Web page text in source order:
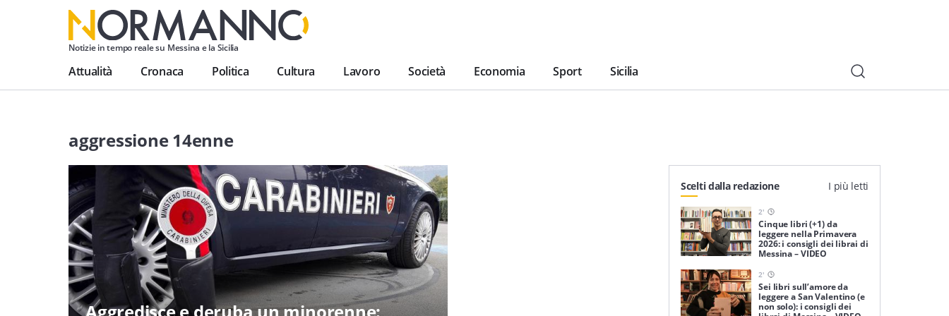
Notizie in tempo reale su Messina e la Sicilia
Attualità Cronaca Politica Cultura Lavoro Società Economia Sport Sicilia
aggressione 14enne
Aggredisce e deruba un minorenne:
Scelti dalla redazione I più letti
2'
Cinque libri (+1) da
leggere nella Primavera
2026: i consigli dei librai di
Messina – VIDEO
2'
Sei libri sull’amore da
leggere a San Valentino (e
non solo): i consigli dei